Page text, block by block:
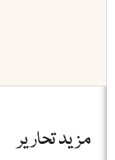
مزید تحاریر